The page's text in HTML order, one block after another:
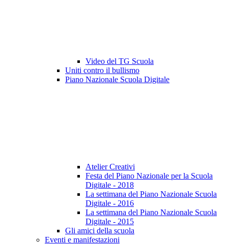
Video del TG Scuola
Uniti contro il bullismo
Piano Nazionale Scuola Digitale
Atelier Creativi
Festa del Piano Nazionale per la Scuola
Digitale - 2018
La settimana del Piano Nazionale Scuola
Digitale - 2016
La settimana del Piano Nazionale Scuola
Digitale - 2015
Gli amici della scuola
Eventi e manifestazioni